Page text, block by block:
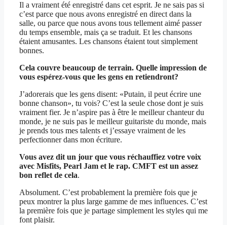
Il a vraiment été enregistré dans cet esprit. Je ne sais pas si
c’est parce que nous avons enregistré en direct dans la
salle, ou parce que nous avons tous tellement aimé passer
du temps ensemble, mais ça se traduit. Et les chansons
étaient amusantes. Les chansons étaient tout simplement
bonnes.
Cela couvre beaucoup de terrain. Quelle impression de
vous espérez-vous que les gens en retiendront?
J’adorerais que les gens disent: «Putain, il peut écrire une
bonne chanson», tu vois? C’est la seule chose dont je suis
vraiment fier. Je n’aspire pas à être le meilleur chanteur du
monde, je ne suis pas le meilleur guitariste du monde, mais
je prends tous mes talents et j’essaye vraiment de les
perfectionner dans mon écriture.
Vous avez dit un jour que vous réchauffiez votre voix
avec Misfits, Pearl Jam et le rap. CMFT est un assez
bon reflet de cela.
Absolument. C’est probablement la première fois que je
peux montrer la plus large gamme de mes influences. C’est
la première fois que je partage simplement les styles qui me
font plaisir.